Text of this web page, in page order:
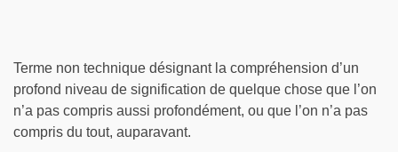
Terme non technique désignant la compréhension d’un
profond niveau de signification de quelque chose que l’on
n’a pas compris aussi profondément, ou que l’on n’a pas
compris du tout, auparavant.